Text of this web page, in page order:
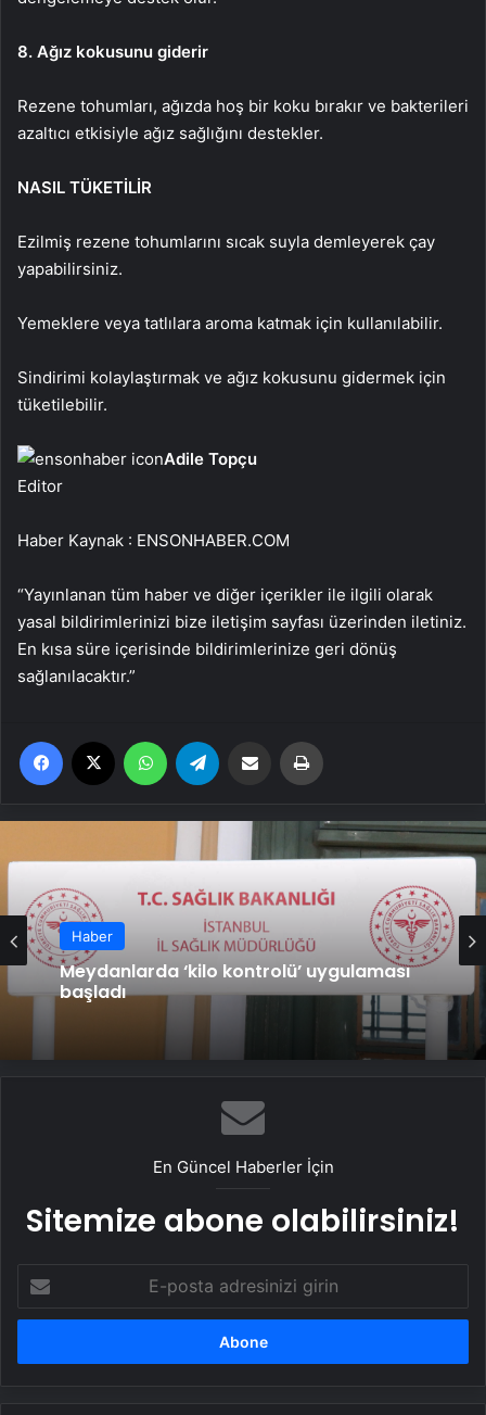
8. Ağız kokusunu giderir
Rezene tohumları, ağızda hoş bir koku bırakır ve bakterileri
azaltıcı etkisiyle ağız sağlığını destekler.
NASIL TÜKETİLİR
Ezilmiş rezene tohumlarını sıcak suyla demleyerek çay
yapabilirsiniz.
Yemeklere veya tatlılara aroma katmak için kullanılabilir.
Sindirimi kolaylaştırmak ve ağız kokusunu gidermek için
tüketilebilir.
Adile Topçu
Editor
Haber Kaynak : ENSONHABER.COM
“Yayınlanan tüm haber ve diğer içerikler ile ilgili olarak
yasal bildirimlerinizi bize iletişim sayfası üzerinden iletiniz.
En kısa süre içerisinde bildirimlerinize geri dönüş
sağlanılacaktır.”
Facebook WhatsApp Email'den paylaş
Haber
Haber
Kahramanmaraş’ta uyuşturucudan kalp
kapağı çürüyen hasta, metal kapakla
En Güncel Haberler İçin
Sitemize abone olabilirsiniz!
posta
adresinizi